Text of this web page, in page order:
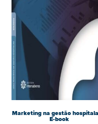
Marketing na gestão
E-book